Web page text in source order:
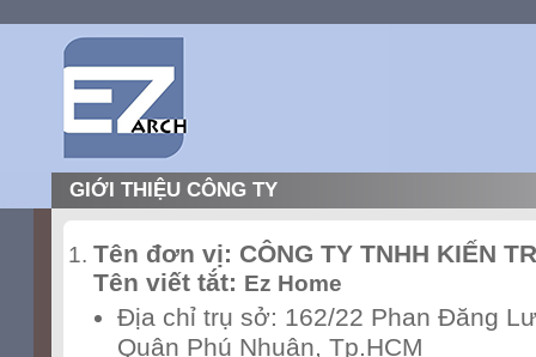
GIỚI THIỆU CÔNG TY
Tên đơn vị: CÔNG TY TNHH KIẾN
Tên viết tắt: Ez Home
Địa chỉ trụ sở: 162/22 Phan Đăng
Quận Phú Nhuận, Tp.HCM